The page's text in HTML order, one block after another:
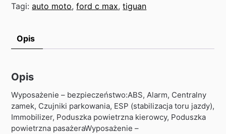
Tagi:auto moto,ford c max,tiguan
Opis
Opis
Wyposażenie – bezpieczeństwo:ABS, Alarm, Centralny
zamek, Czujniki parkowania, ESP (stabilizacja toru jazdy),
Immobilizer, Poduszka powietrzna kierowcy, Poduszka
powietrzna pasażeraWyposażenie –